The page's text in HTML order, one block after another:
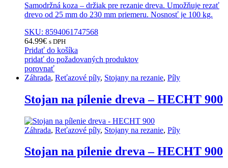
Samodržná koza – držiak pre rezanie dreva. Umožňuje rezať
drevo od 25 mm do 230 mm priemeru. Nosnosť je 100 kg.
SKU: 8594061747568
64.99€ s DPH
Pridať do košíka
pridať do požadovaných produktov
porovnať
Záhrada, Reťazové píly, Stojany na rezanie, Píly
Stojan na pílenie dreva – HECHT 900
Záhrada, Reťazové píly, Stojany na rezanie, Píly
Stojan na pílenie dreva – HECHT 900